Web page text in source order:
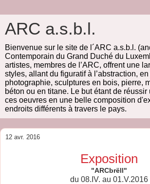
ARC a.s.b.l.
Bienvenue sur le site de l´ARC a.s.b.l.
Contemporain du Grand Duché du
artistes, membres de l’ARC, offrent une
styles, allant du figuratif à l’abstraction,
photographie, sculptures en bois, pierre,
béton ou en titane. Le but étant de
ces oeuvres en une belle composition
endroits différents à travers le pays.
12 avr. 2016
Exposition
"ARCbrëll"
du 08.IV. au 01.V.2016